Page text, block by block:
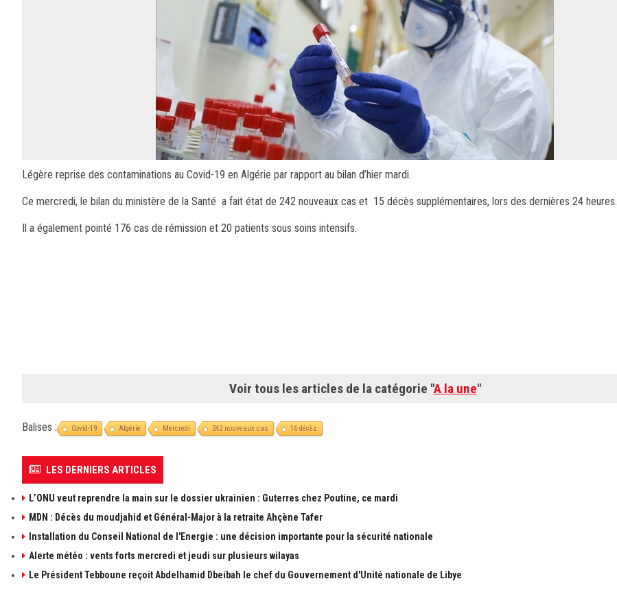
Légère reprise des contaminations au Covid-19 en Algérie par rapport au bilan d’hier mardi.
Ce mercredi, le bilan du ministère de la Santé a fait état de 242 nouveaux cas et 15 décès supplémentaires, lors des dernières 24 heures.
Il a également pointé 176 cas de rémission et 20 patients sous soins intensifs.
Voir tous les articles de la catégorie "A la une"
Balises : Covid-19 Algérie Mercredi 242 nouveaux cas 16 décèz
LES DERNIERS ARTICLES
L’ONU veut reprendre la main sur le dossier ukrainien : Guterres chez Poutine, ce mardi
MDN : Décès du moudjahid et Général-Major à la retraite Ahçène Tafer
Installation du Conseil National de l'Energie : une décision importante pour la sécurité nationale
Alerte météo : vents forts mercredi et jeudi sur plusieurs wilayas
Le Président Tebboune reçoit Abdelhamid Dbeibah le chef du Gouvernement d'Unité nationale de Libye